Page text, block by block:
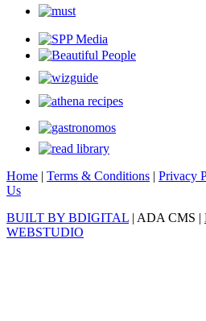
Home | Terms & Conditions | Privacy
Us
BUILT BY BDIGITAL | ADA CMS |
WEBSTUDIO